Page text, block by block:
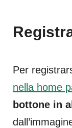
Per
nella home
bottone in